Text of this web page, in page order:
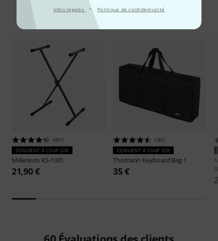
Infos légales · Politique de confidentialité
Accessoires & articles appropriés
4871
CONVIENT À COUP SÛR
Millenium KS-1001
21,90 €
1307
CONVIENT À COUP SÛR
Thomann Keyboard Bag 1
35 €